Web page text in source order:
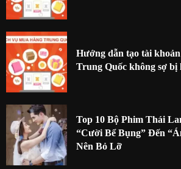
Hướng dẫn tạo tài
Trung Quốc không sợ bị
Top 10 Bộ Phim Thái
“Cười Bể Bụng” Đến
Nên Bỏ Lỡ